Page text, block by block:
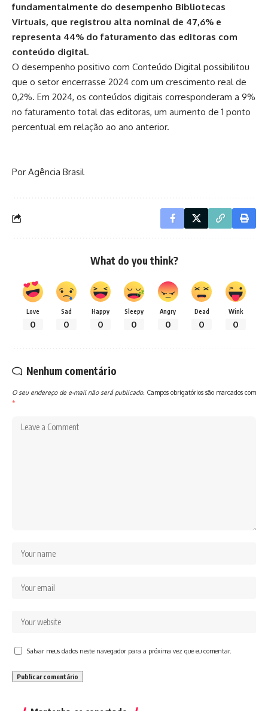
fundamentalmente do desempenho Bibliotecas
Virtuais, que registrou alta nominal de 47,6% e
representa 44% do faturamento das editoras com
conteúdo digital.
O desempenho positivo com Conteúdo Digital possibilitou
que o setor encerrasse 2024 com um crescimento real de
0,2%. Em 2024, os conteúdos digitais corresponderam a 9%
no faturamento total das editoras, um aumento de 1 ponto
percentual em relação ao ano anterior.
Por Agência Brasil
What do you think?
Love
0
Sad
0
Happy
0
Sleepy
0
Angry
0
Dead
0
Wink
0
Nenhum comentário
O seu endereço de e-mail não será publicado. Campos obrigatórios são marcados com
*
Salvar meus dados neste navegador para a próxima vez que eu comentar.